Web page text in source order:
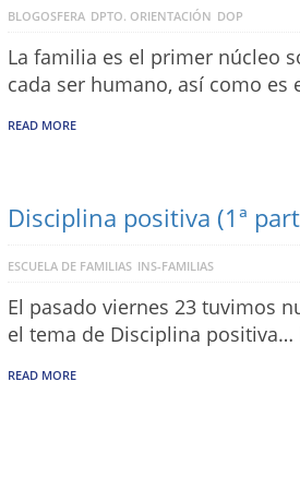
BLOGOSFERA DPTO. ORIENTACIÓN DOP
La familia es el primer núcleo
cada ser humano, así como es
READ MORE
Disciplina positiva (1ª
ESCUELA DE FAMILIAS INS-FAMILIAS
El pasado viernes 23 tuvimos
el tema de Disciplina
READ MORE